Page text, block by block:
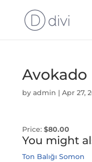
Avokado
by admin | Apr 27,
Price: $80.00
You might
Ton Balığı Somon